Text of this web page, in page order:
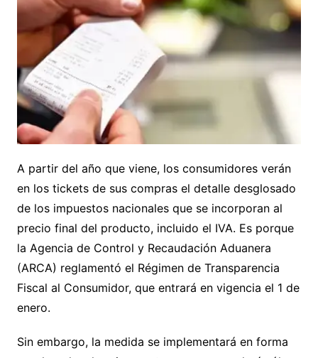
A partir del año que viene, los consumidores verán
en los tickets de sus compras el detalle desglosado
de los impuestos nacionales que se incorporan al
precio final del producto, incluido el IVA. Es porque
la Agencia de Control y Recaudación Aduanera
(ARCA) reglamentó el Régimen de Transparencia
Fiscal al Consumidor, que entrará en vigencia el 1 de
enero.
Sin embargo, la medida se implementará en forma